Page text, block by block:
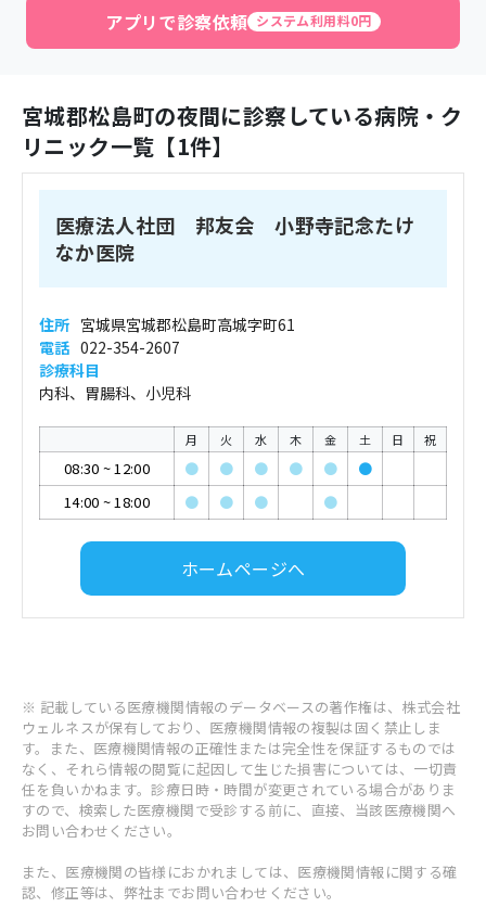
アプリで診察依頼 システム利用料0円
宮城郡松島町の夜間に診察している病院・ク
リニック一覧【1件】
医療法人社団 邦友会 小野寺記念たけ
なか医院
住所 宮城県宮城郡松島町高城字町61
電話 022-354-2607
診療科目
内科、胃腸科、小児科
月 火 水 木 金 土 日 祝
08:30 ~12:00 ● ● ● ● ●
●
14:00 ~18:00 ● ● ● ●
ホームページへ
※ 記載している医療機関情報のデータベースの著作権は、株式会社
ウェルネスが保有しており、医療機関情報の複製は固く禁止しま
す。また、医療機関情報の正確性または完全性を保証するものでは
なく、それら情報の閲覧に起因して生じた損害については、一切責
任を負いかねます。診療日時・時間が変更されている場合がありま
すので、検索した医療機関で受診する前に、直接、当該医療機関へ
お問い合わせください。
また、医療機関の皆様におかれましては、医療機関情報に関する確
認、修正等は、弊社までお問い合わせください。